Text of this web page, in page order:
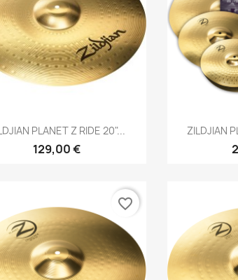
 Brzi pregled
PLANET Z RIDE 20"...
129,00 €

ZILDJIAN
favorite_border